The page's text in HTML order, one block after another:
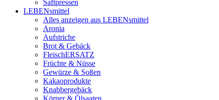
Saftpressen
LEBENsmittel
Alles anzeigen aus LEBENsmittel
Aronia
Aufstriche
Brot & Gebäck
FleischERSATZ
Früchte & Nüsse
Gewürze & Soßen
Kakaoprodukte
Knabbergebäck
Körner & Ölsaaten